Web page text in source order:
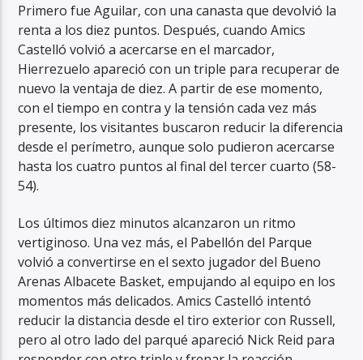
Primero fue Aguilar, con una canasta que devolvió la
renta a los diez puntos. Después, cuando Amics
Castelló volvió a acercarse en el marcador,
Hierrezuelo apareció con un triple para recuperar de
nuevo la ventaja de diez. A partir de ese momento,
con el tiempo en contra y la tensión cada vez más
presente, los visitantes buscaron reducir la diferencia
desde el perímetro, aunque solo pudieron acercarse
hasta los cuatro puntos al final del tercer cuarto (58-
54).
Los últimos diez minutos alcanzaron un ritmo
vertiginoso. Una vez más, el Pabellón del Parque
volvió a convertirse en el sexto jugador del Bueno
Arenas Albacete Basket, empujando al equipo en los
momentos más delicados. Amics Castelló intentó
reducir la distancia desde el tiro exterior con Russell,
pero al otro lado del parqué apareció Nick Reid para